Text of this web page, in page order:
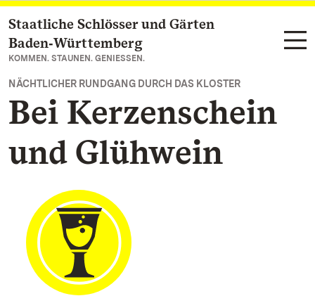
Zum Hauptinhalt springen
Staatliche Schlösser und Gärten
Baden‑Württemberg
KOMMEN. STAUNEN. GENIESSEN.
NÄCHTLICHER RUNDGANG DURCH DAS KLOSTER
Bei Kerzenschein
und Glühwein